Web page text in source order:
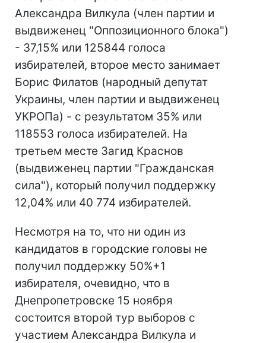
Александра Вилкула (член партии и
выдвиженец "Оппозиционного блока")
- 37,15% или 125844 голоса
избирателей, второе место занимает
Борис Филатов (народный депутат
Украины, член партии и выдвиженец
УКРОПа) - с результатом 35% или
118553 голоса избирателей. На
третьем месте Загид Краснов
(выдвиженец партии "Гражданская
сила"), который получил поддержку
12,04% или 40 774 избирателей.
Несмотря на то, что ни один из
кандидатов в городские головы не
получил поддержку 50%+1
избирателя, очевидно, что в
Днепропетровске 15 ноября
состоится второй тур выборов с
участием Александра Вилкула и